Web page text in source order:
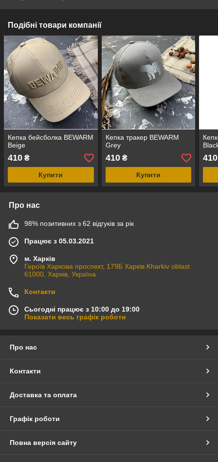
Подібні товари компанії
Кепка бейсболка BEWARM
Beige
410 ₴
Купити
Кепка тракер BEWARM
Grey
410₴
Купити
410
Про нас
98% позитивних з 62 відгуків за рік
Працює з 05.03.2021
м. Харків
Героїв Харкова проспект, 179Б Харків Kharkiv oblast
61000, Харків, Україна
Контакти
Сьогодні працює з 10:00 до 19:00
Показати весь графік роботи
Про нас
Контакти
Доставка та оплата
Графік роботи
Повна версія сайту